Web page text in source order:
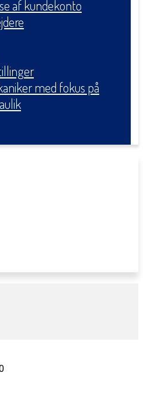
af kundekonto
med fokus på